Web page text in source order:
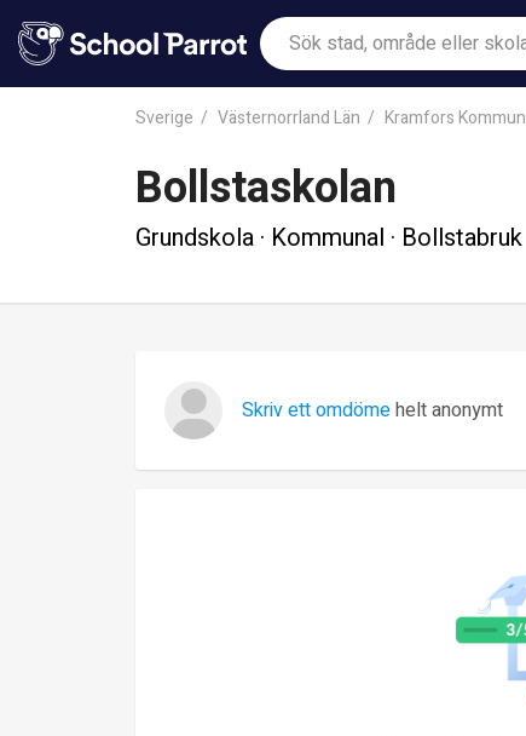
Sverige Västernorrland Län Kramfors Kommun
Bollstaskolan
Grundskola · Kommunal · Bollstabruk
Skriv ett omdömehelt anonymt